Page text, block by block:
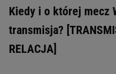
Kiedy i o której mecz
transmisja?
RELACJA]